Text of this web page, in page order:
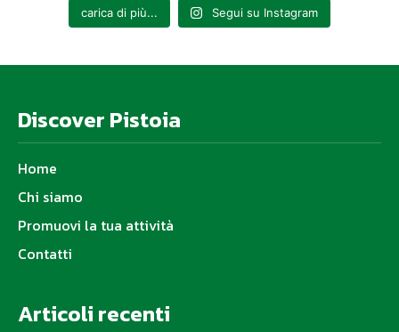
carica di più... Segui su Instagram
Discover Pistoia
Home
Chi siamo
Promuovi la tua attività
Contatti
Articoli recenti